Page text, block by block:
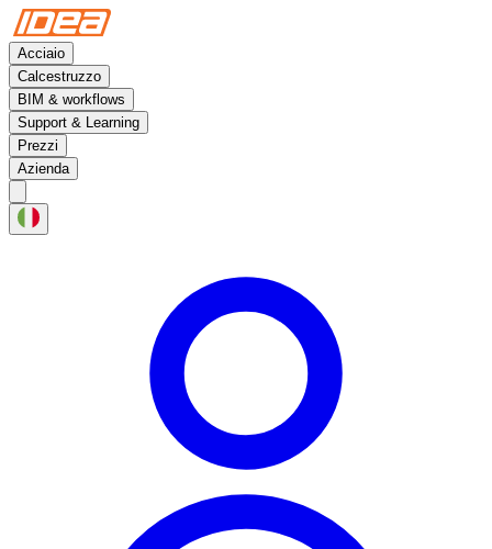
Acciaio
Calcestruzzo
BIM & workflows
Support & Learning
Prezzi
Azienda